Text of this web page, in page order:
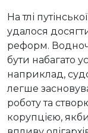
На тлі
удалося
реформ.
бути набагато
наприклад,
легше
роботу та
корупцією,